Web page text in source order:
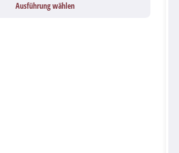
Ausführung wählen